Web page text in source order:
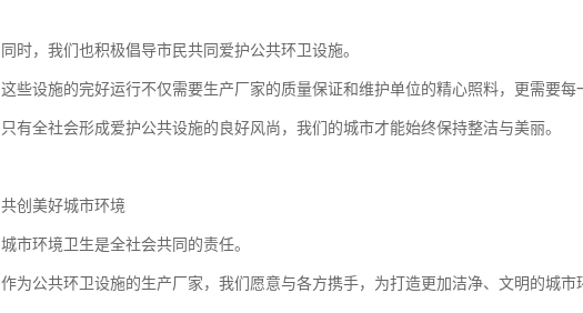
同时，我们也积极倡导市民共同爱护公共环卫设施。
这些设施的完好运行不仅需要生产厂家的质量保证和维护单位的精心照料，更需要
只有全社会形成爱护公共设施的良好风尚，我们的城市才能始终保持整洁与美丽。
共创美好城市环境
城市环境卫生是全社会共同的责任。
作为公共环卫设施的生产厂家，我们愿意与各方携手，为打造更加洁净、文明的城市